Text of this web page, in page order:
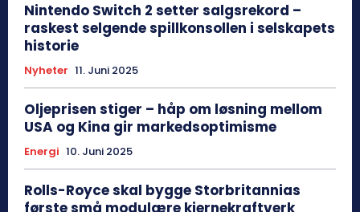
Nintendo Switch 2 setter salgsrekord –
raskest selgende spillkonsollen i selskapets
historie
Nyheter 11. Juni 2025
Oljeprisen stiger – håp om løsning mellom
USA og Kina gir markedsoptimisme
Energi 10. Juni 2025
Rolls-Royce skal bygge Storbritannias